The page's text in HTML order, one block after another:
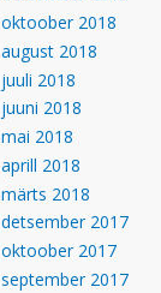
oktoober 2018
august 2018
juuli 2018
juuni 2018
mai 2018
aprill 2018
märts 2018
detsember 2017
oktoober 2017
september 2017